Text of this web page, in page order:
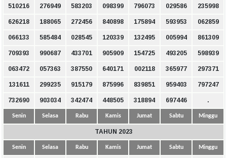
510216 276949 583203 098399 796073 029586 235998
626218 188065 272456 840898 175894 593953 062859
066133 585484 028545 120339 132495 005994 861309
709393 990687 433701 905909 154725 493205 598939
063472 057363 387550 640171 002118 365977 297371
131611 299235 915179 875996 839851 959403 797247
732690 903034 342474 448505 318894 697446 .
Senin Selasa Rabu Kamis Jumat Sabtu Minggu
TAHUN 2023
Senin Selasa Rabu Kamis Jumat Sabtu Minggu